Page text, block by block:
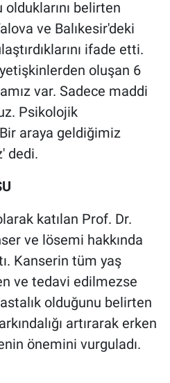
belirten
ve Balıkesir'deki
ifade etti.
yetişkinlerden oluşan 6
var. Sadece maddi
Psikolojik
araya geldiğimiz
dedi.
katılan Prof. Dr.
ve lösemi hakkında
Kanserin tüm yaş
ve tedavi edilmezse
olduğunu belirten
artırarak erken
önemini vurguladı.